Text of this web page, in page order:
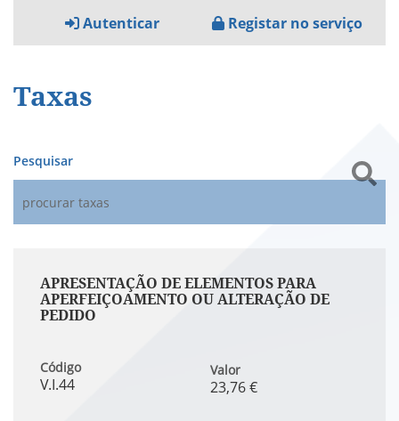
Autenticar Registar no serviço
Taxas
Pesquisar
Código
V.I.44
APRESENTAÇÃO DE ELEMENTOS PARA
APERFEIÇOAMENTO OU ALTERAÇÃO DE
PEDIDO
Valor
23,76 €